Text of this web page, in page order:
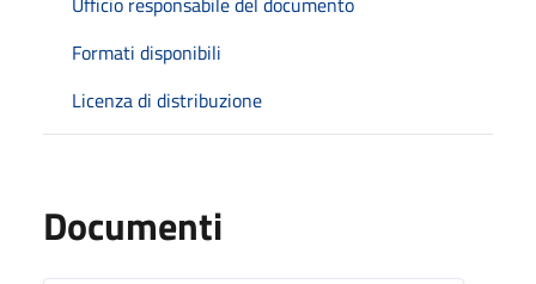
Formati disponibili
Licenza di distribuzione
Documenti